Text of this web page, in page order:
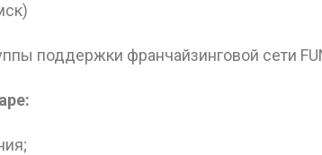
поддержки франчайзинговой сети